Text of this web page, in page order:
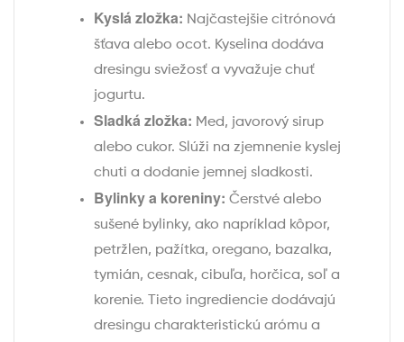
Kyslá zložka: Najčastejšie citrónová
šťava alebo ocot. Kyselina dodáva
dresingu sviežosť a vyvažuje chuť
jogurtu.
Sladká zložka: Med, javorový sirup
alebo cukor. Slúži na zjemnenie kyslej
chuti a dodanie jemnej sladkosti.
Bylinky a koreniny: Čerstvé alebo
sušené bylinky, ako napríklad kôpor,
petržlen, pažítka, oregano, bazalka,
tymián, cesnak, cibuľa, horčica, soľ a
korenie. Tieto ingrediencie dodávajú
dresingu charakteristickú arómu a